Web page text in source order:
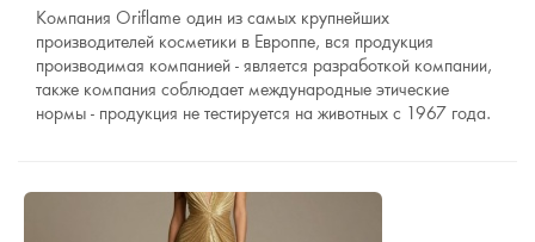
Компания Oriflame один из самых крупнейших
производителей косметики в Европпе, вся продукция
производимая компанией - является разработкой компании,
также компания соблюдает международные этические
нормы - продукция не тестируется на животных с 1967 года.